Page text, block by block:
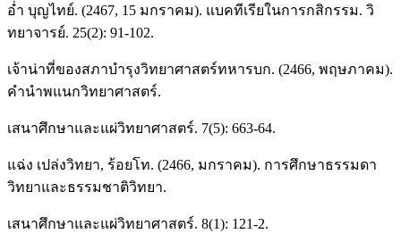
อ่ำ บุญไทย์. (2467, 15 มกราคม). แบคทีเรียในการกสิกรรม. วิ
ทยาจารย์. 25(2): 91-102.
เจ้าน่าที่ของสภาบำรุงวิทยาศาสตร์ทหารบก. (2466, พฤษภาคม).
คำนำพแนกวิทยาศาสตร์.
เสนาศึกษาและแผ่วิทยาศาสตร์. 7(5): 663-64.
แฉ่ง เปล่งวิทยา, ร้อยโท. (2466, มกราคม). การศึกษาธรรมดา
วิทยาและธรรมชาติวิทยา.
เสนาศึกษาและแผ่วิทยาศาสตร์. 8(1): 121-2.